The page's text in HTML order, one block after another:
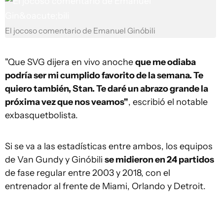
El jocoso comentario de Emanuel Ginóbili
"Que SVG dijera en vivo anocheque me odiaba
podría ser mi cumplido favorito de la semana. Te
quiero también, Stan. Te daré un abrazo grande la
próxima vez que nos veamos", escribió el notable
exbasquetbolista.
Si se va a las estadísticas entre ambos, los equipos
de Van Gundy y Ginóbili se midieron en 24 partidos
de fase regular entre 2003 y 2018, con el
entrenador al frente de Miami, Orlando y Detroit.